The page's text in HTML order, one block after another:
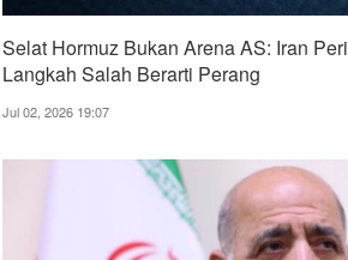
Selat Hormuz Bukan Arena AS: Iran
Langkah Salah Berarti Perang
Jul 02, 2026 19:07